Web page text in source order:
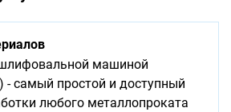
машиной
- самый простой и доступный
любого металлопроката